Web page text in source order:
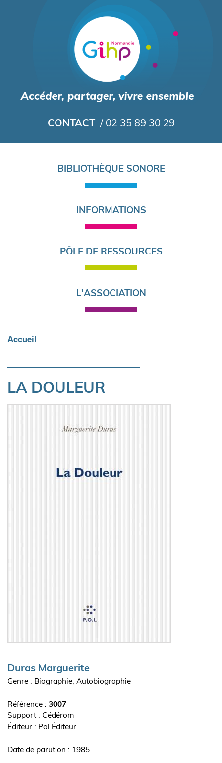
au
contenu
principal
CONTACT / 02 35 89 30 29
BIBLIOTHÈQUE SONORE
INFORMATIONS
PÔLE DE RESSOURCES
L'ASSOCIATION
Accueil
LA DOULEUR
Auteur(s)
Duras Marguerite
Genre : Biographie, Autobiographie
Référence : 3007
Support : Cédérom
Editeur
Pol Éditeur
Date de parution : 1985